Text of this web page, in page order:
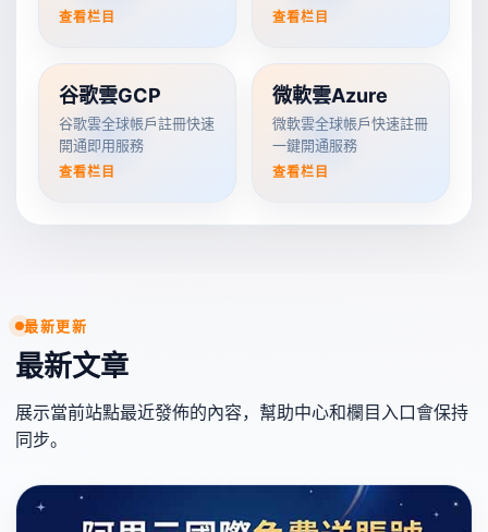
查看栏目 查看栏目
谷歌雲GCP
谷歌雲全球帳戶註冊快速
開通即用服務
查看栏目
微軟雲Azure
微軟雲全球帳戶快速註冊
一鍵開通服務
查看栏目
最新更新
最新文章
展示當前站點最近發佈的內容，幫助中心和欄目入口會保持
同步。